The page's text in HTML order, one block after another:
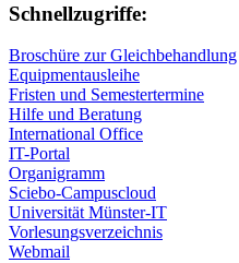
Schnellzugriffe:
Broschüre zur Gleichbehandlung
Equipmentausleihe
Fristen und Semestertermine
Hilfe und Beratung
International Office
IT-Portal
Organigramm
Sciebo-Campuscloud
Universität Münster-IT
Vorlesungsverzeichnis
Webmail